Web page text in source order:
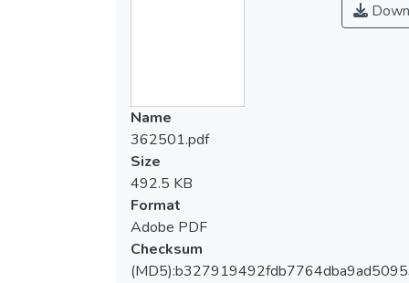
Name
362501.pdf
Size
492.5 KB
Format
Adobe PDF
Checksum